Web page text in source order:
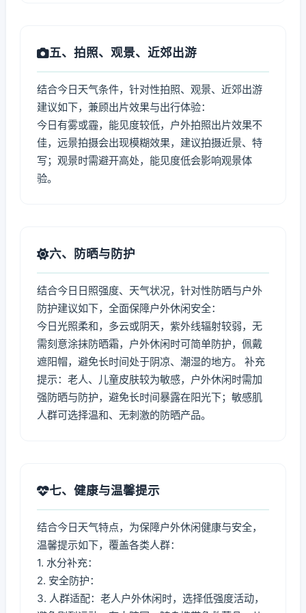
五、拍照、观景、近郊出游
结合今日天气条件，针对性拍照、观景、近郊出游
建议如下，兼顾出片效果与出行体验：
今日有雾或霾，能见度较低，户外拍照出片效果不
佳，远景拍摄会出现模糊效果，建议拍摄近景、特
写；观景时需避开高处，能见度低会影响观景体
验。
六、防晒与防护
结合今日日照强度、天气状况，针对性防晒与户外
防护建议如下，全面保障户外休闲安全：
今日光照柔和，多云或阴天，紫外线辐射较弱，无
需刻意涂抹防晒霜，户外休闲时可简单防护，佩戴
遮阳帽，避免长时间处于阴凉、潮湿的地方。 补充
提示：老人、儿童皮肤较为敏感，户外休闲时需加
强防晒与防护，避免长时间暴露在阳光下；敏感肌
人群可选择温和、无刺激的防晒产品。
七、健康与温馨提示
结合今日天气特点，为保障户外休闲健康与安全，
温馨提示如下，覆盖各类人群：
1. 水分补充：
2. 安全防护：
3. 人群适配：老人户外休闲时，选择低强度活动，